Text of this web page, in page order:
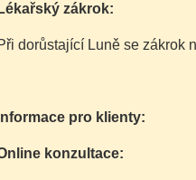
Lékařský zákrok:
dorůstající Luně se zákrok
Informace pro klienty:
konzultace: